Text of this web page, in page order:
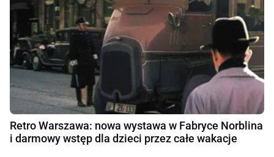
Retro Warszawa: nowa wystawa w Fabryce Norblina
i darmowy wstęp dla dzieci przez całe wakacje